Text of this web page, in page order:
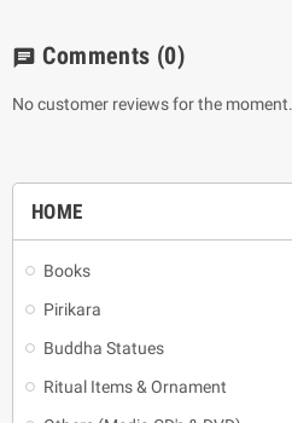
HOME
Books
Pirikara
Buddha Statues
Ritual Items & Ornament
chat Comments (0)
No customer reviews for the moment.